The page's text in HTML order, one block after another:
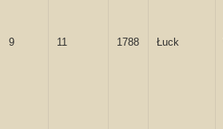
9 11 1788 Łuck